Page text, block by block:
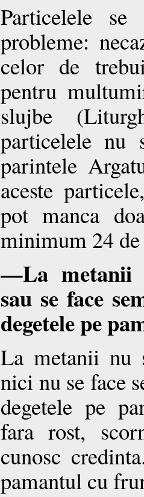
Particelele se
probleme:
celor de
pentru
slujbe
particelele nu
parintele
aceste
pot manca
minimum 24
—La metanii
sau se face
degetele pe
La metanii nu
nici nu se face
degetele pe
fara rost,
cunosc
pamantul cu